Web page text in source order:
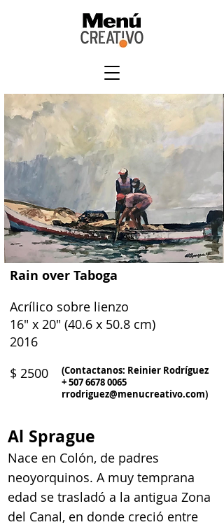
Rain over Taboga
Acrílico sobre lienzo
16" x 20" (40.6 x 50.8 cm)
2016
$ 2500
(Contactanos: Reinier Rodríguez
+507 6678 0065
rrodriguez@menucreativo.com)
Al Sprague
Nace en Colón, de padres
neoyorquinos. A muy temprana
edad se trasladó a la antigua Zona
del Canal, en donde creció entre